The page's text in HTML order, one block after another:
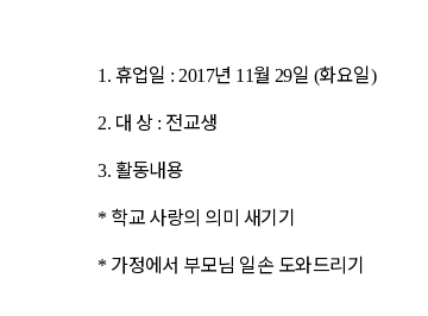
1. 휴업일 : 2017년 11월29일 (화요일)
2. 대 상 : 전교생
3. 활동내용
* 학교 사랑의 의미 새기기
* 가정에서 부모님 일손 도와드리기